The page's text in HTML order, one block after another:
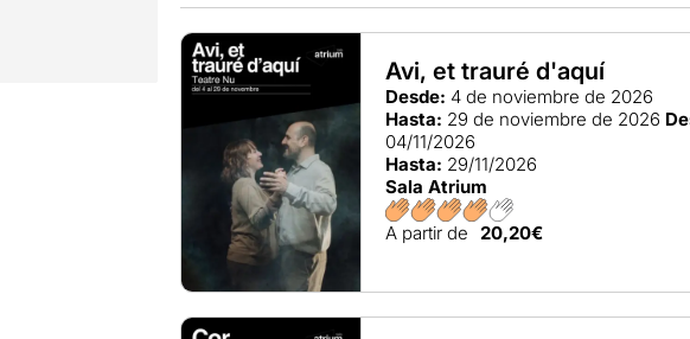
Avi, et trauré d'aquí
Desde: 4 de noviembre de 2026
Hasta: 29 de noviembre de 2026
04/11/2026
Hasta: 29/11/2026
Sala Atrium
A partir de 20,20€